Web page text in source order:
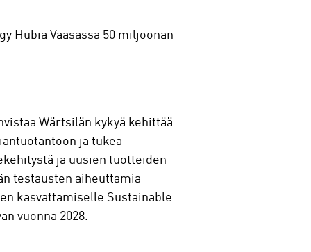
Hubia Vaasassa 50 miljoonan
Wärtsilän kykyä kehittää
ja tukea
ja uusien tuotteiden
testausten aiheuttamia
kasvattamiselle Sustainable
vuonna 2028.